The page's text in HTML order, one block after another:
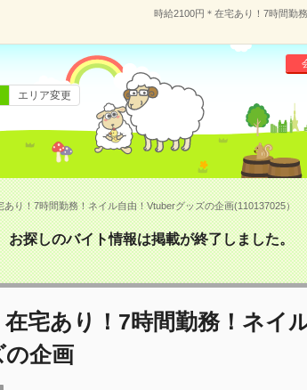
時給2100円＊在宅あり！7時間勤
エリア変更
あり！7時間勤務！ネイル自由！Vtuberグッズの企画(110137025）
お探しのバイト情報は掲載が終了しました。
宅あり！7時間勤務！ネイ
企画